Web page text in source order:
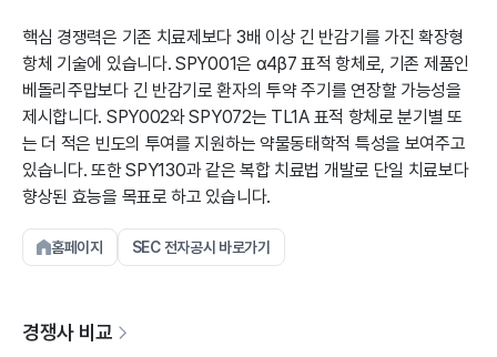
핵심 경쟁력은 기존 치료제보다 3배 이상 긴 반감기를 가진 확장형
항체 기술에 있습니다. SPY001은 α4β7 표적 항체로, 기존 제품인
베돌리주맙보다 긴 반감기로 환자의 투약 주기를 연장할 가능성을
제시합니다. SPY002와 SPY072는 TL1A 표적 항체로 분기별 또
는 더 적은 빈도의 투여를 지원하는 약물동태학적 특성을 보여주고
있습니다. 또한 SPY130과 같은 복합 치료법 개발로 단일 치료보다
향상된 효능을 목표로 하고 있습니다.
홈페이지 SEC 전자공시 바로가기
경쟁사 비교